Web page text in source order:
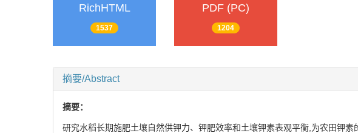
RichHTML
1537
PDF (PC)
1204
摘要/Abstract
摘要：
研究水稻长期施肥土壤自然供钾力、钾肥效率和土壤钾素表观平衡,为农田钾